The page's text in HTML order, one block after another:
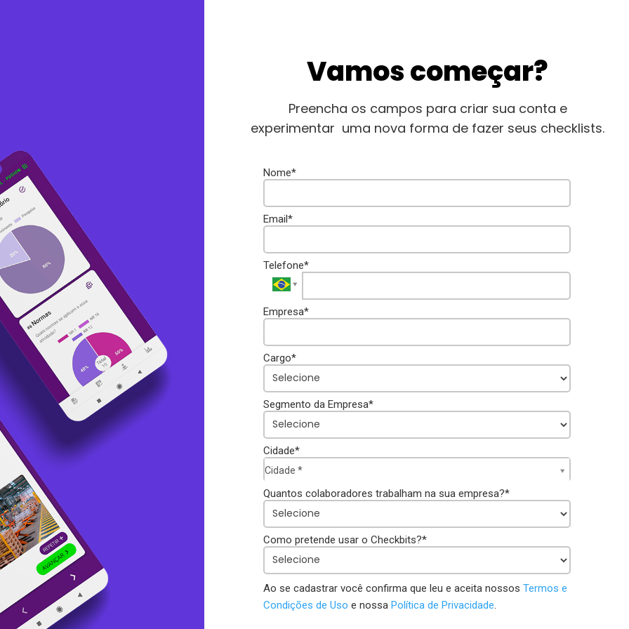
Vamos começar?
Preencha os campos para criar sua conta e
experimentar uma nova forma de fazer seus checklists.
Nome*
Email*
Telefone*
Empresa*
Cargo*
Segmento da Empresa*
Cidade*
Cidade *
C
i
d
a
e
*
Quantos colaboradores trabalham na sua empresa?*
Como pretende usar o Checkbits?*
Ao se cadastrar você confirma que leu e aceita nossosTermos e
Condições de Uso e nossaPolítica de Privacidade.